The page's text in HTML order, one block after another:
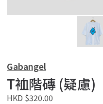
Gabangel
T裇階磚 (疑慮)
HKD $320.00